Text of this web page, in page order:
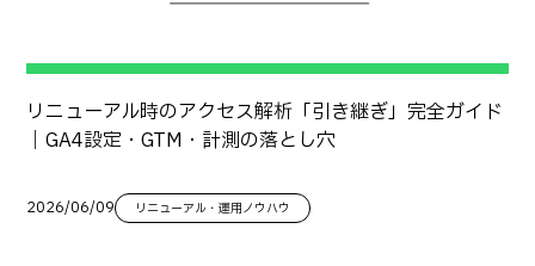
リニューアル時のアクセス解析「引き継ぎ」完全ガイド
｜GA4設定・GTM・計測の落とし穴
2026/06/09 リニューアル・運用ノウハウ